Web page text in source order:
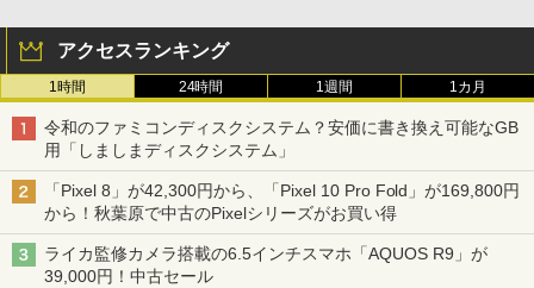
アクセスランキング
1時間 24時間 1週間 1カ月
令和のファミコンディスクシステム？安価に書き換え可能なGB
用「しましまディスクシステム」
「Pixel 8」が42,300円から、「Pixel 10 Pro Fold」が169,800円
から！秋葉原で中古のPixelシリーズがお買い得
ライカ監修カメラ搭載の6.5インチスマホ「AQUOS R9」が
39,000円！中古セール